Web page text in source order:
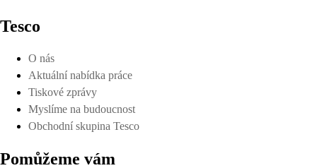
Tesco
O nás
Aktuální nabídka práce
Tiskové zprávy
Myslíme na budoucnost
Obchodní skupina Tesco
Pomůžeme vám